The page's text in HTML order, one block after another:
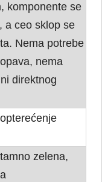
komponente se
a ceo sklop se
Nema potrebe
nema
direktnog
zelena,